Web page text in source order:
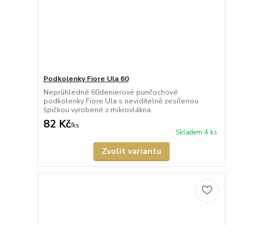
Podkolenky Fiore Ula 60
Neprůhledné 60denierové punčochové
podkolenky Fiore Ula s neviditelně zesílenou
špičkou vyrobené z mikrovlákna.
82 Kč/ks
Skladem 4 ks
Zvolit variantu